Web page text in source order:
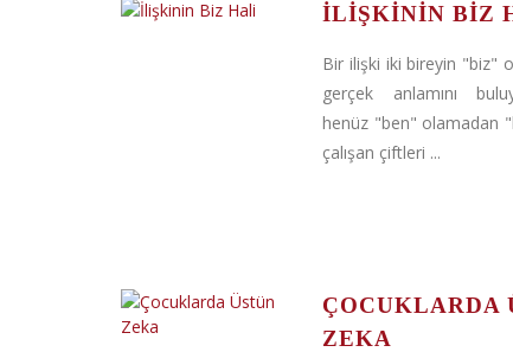
İLIŞKININ BIZ
Bir ilişki iki bireyin "biz"
gerçek anlamını
henüz "ben" olamadan
çalışan çiftleri ...
ÇOCUKLARDA
ZEKA